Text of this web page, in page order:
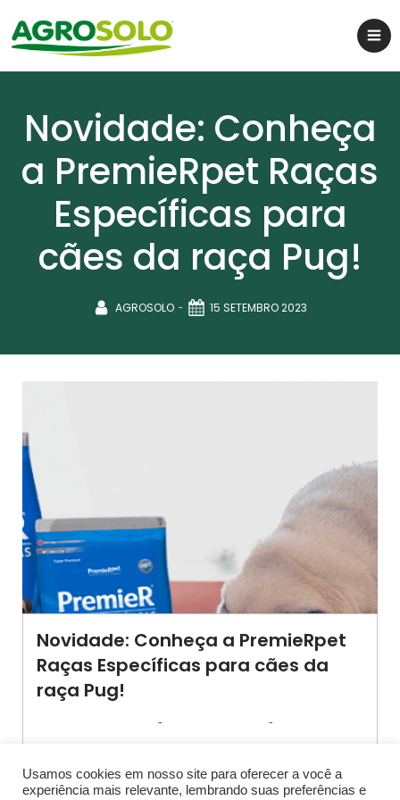
Novidade: Conheça
a PremieRpet Raças
Específicas para
cães da raça Pug!
AGROSOLO - 15 SETEMBRO 2023
Novidade: Conheça a PremieRpet
Raças Específicas para cães da
raça Pug!
- -
mesmo tempo super charmoso,[…]
Usamos cookies em nosso site para oferecer a você a
experiência mais relevante, lembrando suas preferências e